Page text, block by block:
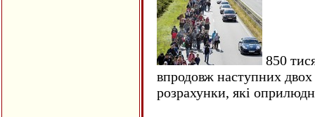
850
впродовж наступних
розрахунки, які